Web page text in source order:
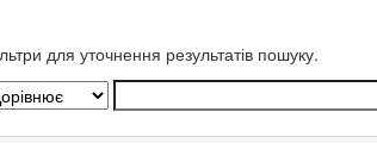
для уточнення результатів пошуку.